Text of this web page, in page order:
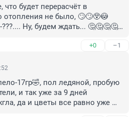
будет перерасчёт в
отопления не было, 🙄🙄😲😳
Ну, будем ждать... 🤔🤔🤔🤔Я
+0 –1
17гр🤣, пол ледяной, пробую
и так уже за 9 дней
да и цветы все равно уже